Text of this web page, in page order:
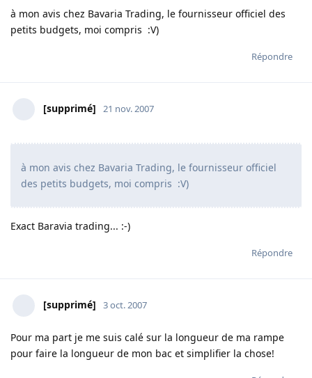
à mon avis chez Bavaria Trading, le fournisseur officiel des
petits budgets, moi compris :V)
Répondre
[supprimé] 21 nov. 2007
à mon avis chez Bavaria Trading, le fournisseur officiel
des petits budgets, moi compris :V)
Exact Baravia trading... :-)
Répondre
[supprimé] 3 oct. 2007
Pour ma part je me suis calé sur la longueur de ma rampe
pour faire la longueur de mon bac et simplifier la chose!